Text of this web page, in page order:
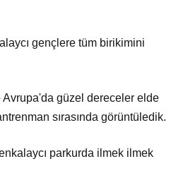
gençlere tüm birikimini
güzel dereceler elde
sırasında görüntüledik.
parkurda ilmek ilmek